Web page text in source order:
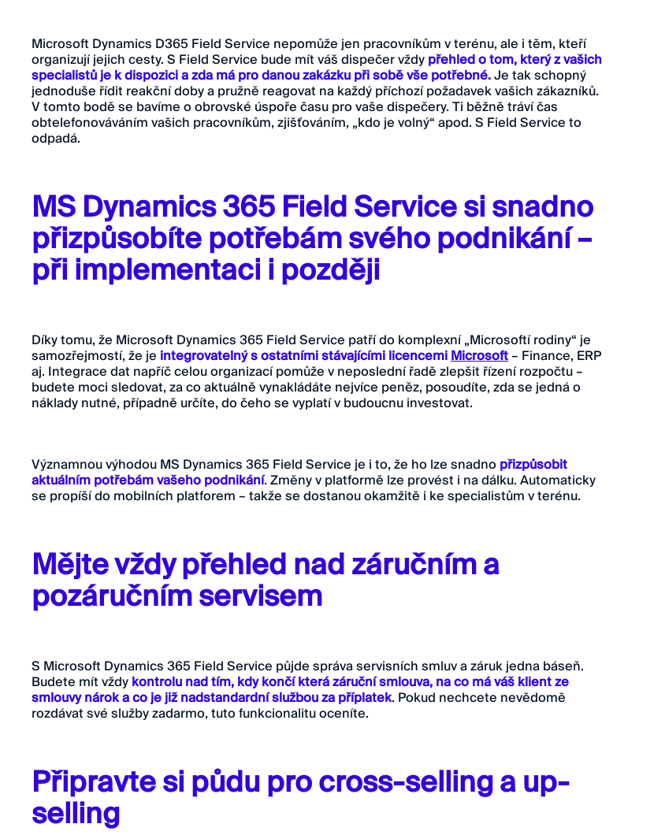
Microsoft Dynamics D365 Field Service nepomůže jen pracovníkům v terénu, ale i těm, kteří
organizují jejich cesty. S Field Service bude mít váš dispečer vždypřehled o tom, který z vašich
specialistů je k dispozici a zda má pro danou zakázku při sobě vše potřebné.Je tak schopný
jednoduše řídit reakční doby a pružně reagovat na každý příchozí požadavek vašich zákazníků.
V tomto bodě se bavíme o obrovské úspoře času pro vaše dispečery. Ti běžně tráví čas
obtelefonováváním vašich pracovníkům, zjišťováním, „kdo je volný“ apod. S Field Service to
odpadá.
MS Dynamics 365 Field Service si snadno
přizpůsobíte potřebám svého podnikání –
při implementaci i později
Díky tomu, že Microsoft Dynamics 365 Field Service patří do komplexní „Microsoftí rodiny“ je
samozřejmostí, že je integrovatelný s ostatními stávajícími licencemiMicrosoft– Finance, ERP
aj. Integrace dat napříč celou organizací pomůže v neposlední řadě zlepšit řízení rozpočtu –
budete moci sledovat, za co aktuálně vynakládáte nejvíce peněz, posoudíte, zda se jedná o
náklady nutné, případně určíte, do čeho se vyplatí v budoucnu investovat.
Významnou výhodou MS Dynamics 365 Field Service je i to, že ho lze snadnopřizpůsobit
aktuálním potřebám vašeho podnikání. Změny v platformě lze provést i na dálku. Automaticky
se propíší do mobilních platforem – takže se dostanou okamžitě i ke specialistům v terénu.
Mějte vždy přehled nad záručním a
pozáručním servisem
S Microsoft Dynamics 365 Field Service půjde správa servisních smluv a záruk jedna báseň.
Budete mít vždykontrolu nad tím, kdy končí která záruční smlouva, na co má váš klient ze
smlouvy nárok a co je již nadstandardní službou za příplatek. Pokud nechcete nevědomě
rozdávat své služby zadarmo, tuto funkcionalitu oceníte.
Připravte si půdu pro cross-selling a up-
selling